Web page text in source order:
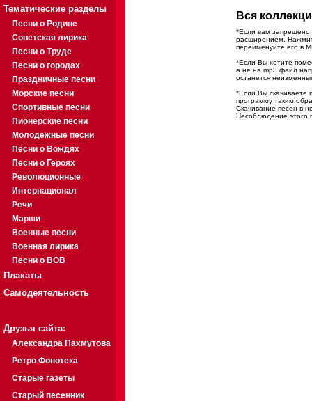
Тематические разделы
Песни о Родине
Советская лирика
Песни о Труде
Песни о городах
Праздничные песни
Морские песни
Спортивные песни
Пионерские песни
Молодежные песни
Песни о Вождях
Песни о Героях
Революционные
Интернационал
Речи
Марши
Военные песни
Военная лирика
Песни о ВОВ
Плакаты
Самодеятельность
Друзья сайта:
Александра Пахмутова
Ретро Фонотека
Старые газеты
Старый песенник
Вся
*Если вам запрещено
расширением.
переименуйте его в
*Если Вы хотите
а не на mp3 файл
останется
*Если Вы скачиваете
программу таким
Скачивание песен в
Несоблюдение этого